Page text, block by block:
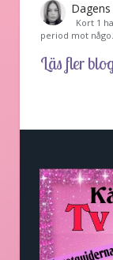
Kort 1
period mot
Läs fler